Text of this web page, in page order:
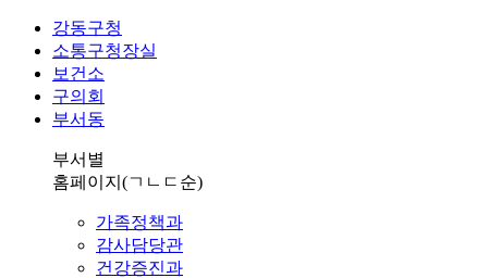
강동구청
소통구청장실
보건소
구의회
부서동
부서별
홈페이지 (ㄱㄴㄷ순)
가족정책과
감사담당관
건강증진과